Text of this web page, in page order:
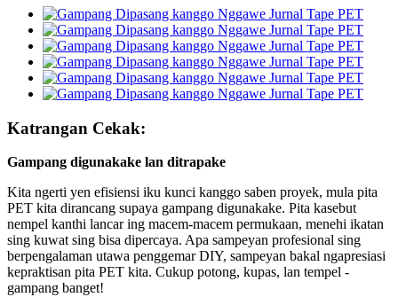
Katrangan Cekak:
Gampang digunakake lan ditrapake
Kita ngerti yen efisiensi iku kunci kanggo saben proyek, mula pita
PET kita dirancang supaya gampang digunakake. Pita kasebut
nempel kanthi lancar ing macem-macem permukaan, menehi ikatan
sing kuwat sing bisa dipercaya. Apa sampeyan profesional sing
berpengalaman utawa penggemar DIY, sampeyan bakal ngapresiasi
kepraktisan pita PET kita. Cukup potong, kupas, lan tempel -
gampang banget!